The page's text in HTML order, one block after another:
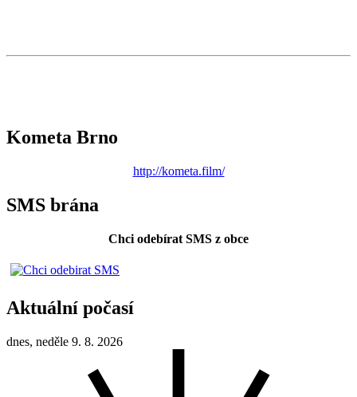
Kometa Brno
http://kometa.film/
SMS brána
Chci odebírat SMS z obce
Aktuální počasí
dnes, neděle 9. 8. 2026